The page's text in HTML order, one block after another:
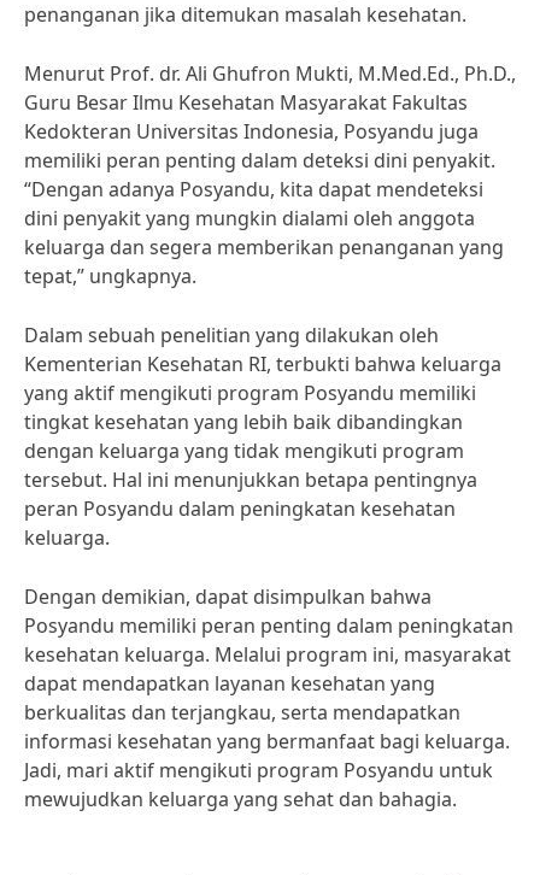
penanganan jika ditemukan masalah kesehatan.
Menurut Prof. dr. Ali Ghufron Mukti, M.Med.Ed., Ph.D.,
Guru Besar Ilmu Kesehatan Masyarakat Fakultas
Kedokteran Universitas Indonesia, Posyandu juga
memiliki peran penting dalam deteksi dini penyakit.
“Dengan adanya Posyandu, kita dapat mendeteksi
dini penyakit yang mungkin dialami oleh anggota
keluarga dan segera memberikan penanganan yang
tepat,” ungkapnya.
Dalam sebuah penelitian yang dilakukan oleh
Kementerian Kesehatan RI, terbukti bahwa keluarga
yang aktif mengikuti program Posyandu memiliki
tingkat kesehatan yang lebih baik dibandingkan
dengan keluarga yang tidak mengikuti program
tersebut. Hal ini menunjukkan betapa pentingnya
peran Posyandu dalam peningkatan kesehatan
keluarga.
Dengan demikian, dapat disimpulkan bahwa
Posyandu memiliki peran penting dalam peningkatan
kesehatan keluarga. Melalui program ini, masyarakat
dapat mendapatkan layanan kesehatan yang
berkualitas dan terjangkau, serta mendapatkan
informasi kesehatan yang bermanfaat bagi keluarga.
Jadi, mari aktif mengikuti program Posyandu untuk
mewujudkan keluarga yang sehat dan bahagia.